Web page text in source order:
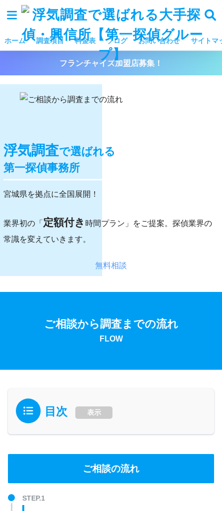
ホーム 調査項目 料金表 ブログ お問い合わせ サイトマ
フランチャイズ加盟店募集！
浮気調査で選ばれる
第一探偵事務所
宮城県を拠点に全国展開！
業界初の「 定額付き 時間プラン」をご提案。探偵業界の
常識を変えていきます。
無料相談
ご相談から調査までの流れ
FLOW
目次 表示
ご相談の流れ